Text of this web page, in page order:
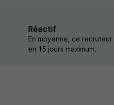
Réactif
En moyenne, ce
en 15 jours maximum.